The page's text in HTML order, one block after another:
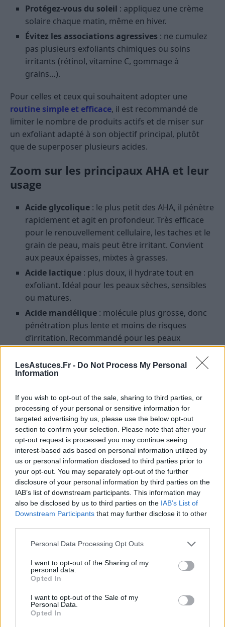
LesAstuces.Fr - Do Not Process My Personal
Information
If you wish to opt-out of the sale, sharing to third parties, or
processing of your personal or sensitive information for
targeted advertising by us, please use the below opt-out
section to confirm your selection. Please note that after your
opt-out request is processed you may continue seeing
interest-based ads based on personal information utilized by
us or personal information disclosed to third parties prior to
your opt-out. You may separately opt-out of the further
disclosure of your personal information by third parties on the
IAB’s list of downstream participants. This information may
also be disclosed by us to third parties on the IAB’s List of
Downstream Participants that may further disclose it to other
Personal Data Processing Opt Outs
I want to opt-out of the Sharing of my
personal data.
Opted In
I want to opt-out of the Sale of my
Personal Data.
Opted In
Protégez-vous du soleil : appliquez une crème
solaire chaque matin, même en hiver.
Évitez les associations agressives : ne cumulez
pas plusieurs exfoliants chimiques ou soins
irritants (rétinol, vitamine C, gommage à
grains…).
Pour celles et ceux qui souhaitent adopter une
routine simple et efficace, il est recommandé de
limiter le nombre de produits actifs et de miser sur
un exfoliant adapté à son objectif principal, plutôt
que de superposer plusieurs acides.
Zoom sur les principaux AHA et leur
usage
Acide glycolique : le plus petit des AHA, il pénètre
rapidement et agit en profondeur. Très efficace
pour le renouvellement cellulaire, les taches et le
grain de peau, mais peut être irritant. Convient
aux peaux épaisses, mixtes à grasses.
Acide lactique : plus doux, il hydrate tout en
exfoliant. Idéal pour les peaux sèches, sensibles
ou matures.
Acide mandélique : molécule plus grosse, donc
pénétration plus lente et moins de risques
d’irritation. Recommandé pour les peaux
sensibles et les débutants.
Focus sur le BHA (acide salicylique)
L’acide salicylique est le choix de prédilection pour
désincruster les pores et lutter contre les
imperfections. Son pouvoir anti-inflammatoire en fait
un allié pour les peaux à tendance acnéique, même
adultes.
Il existe sous forme de lotions, sérums, patchs ou
soins ciblés. Une utilisation régulière (1 à 2 fois par
jour) permet de prévenir la formation de points noirs
et d’affiner la texture de la peau.
Pour optimiser les effets des exfoliants acides, il est
conseillé de bien nettoyer sa peau en amont. À ce
nettoyagepour préparer la peau à recevoir les actifs
et éviter les résidus qui pourraient diminuer
l’efficacité des acides.
Peut-on combiner AHA et BHA ?